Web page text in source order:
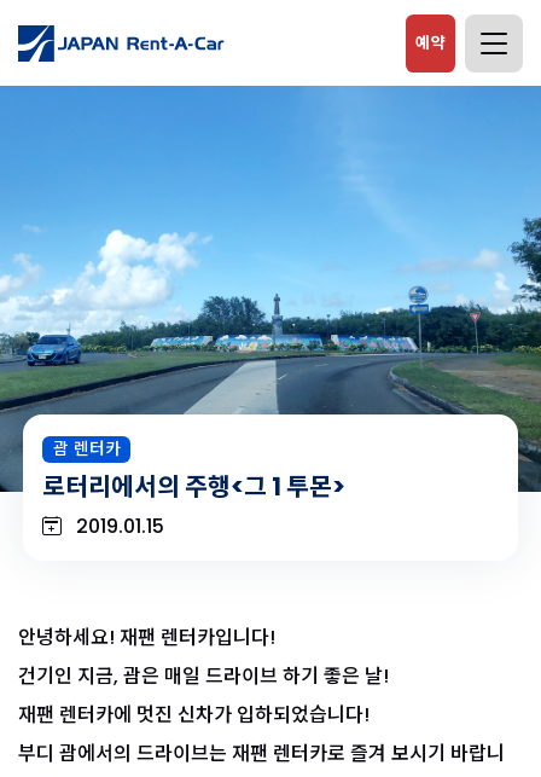
예약
괌 렌터카
로터리에서의 주행<그 1 투몬>
2019.01.15
안녕하세요! 재팬 렌터카입니다!
건기인 지금, 괌은 매일 드라이브 하기 좋은 날!
재팬 렌터카에 멋진 신차가 입하되었습니다!
부디 괌에서의 드라이브는 재팬 렌터카로 즐겨 보시기 바랍니